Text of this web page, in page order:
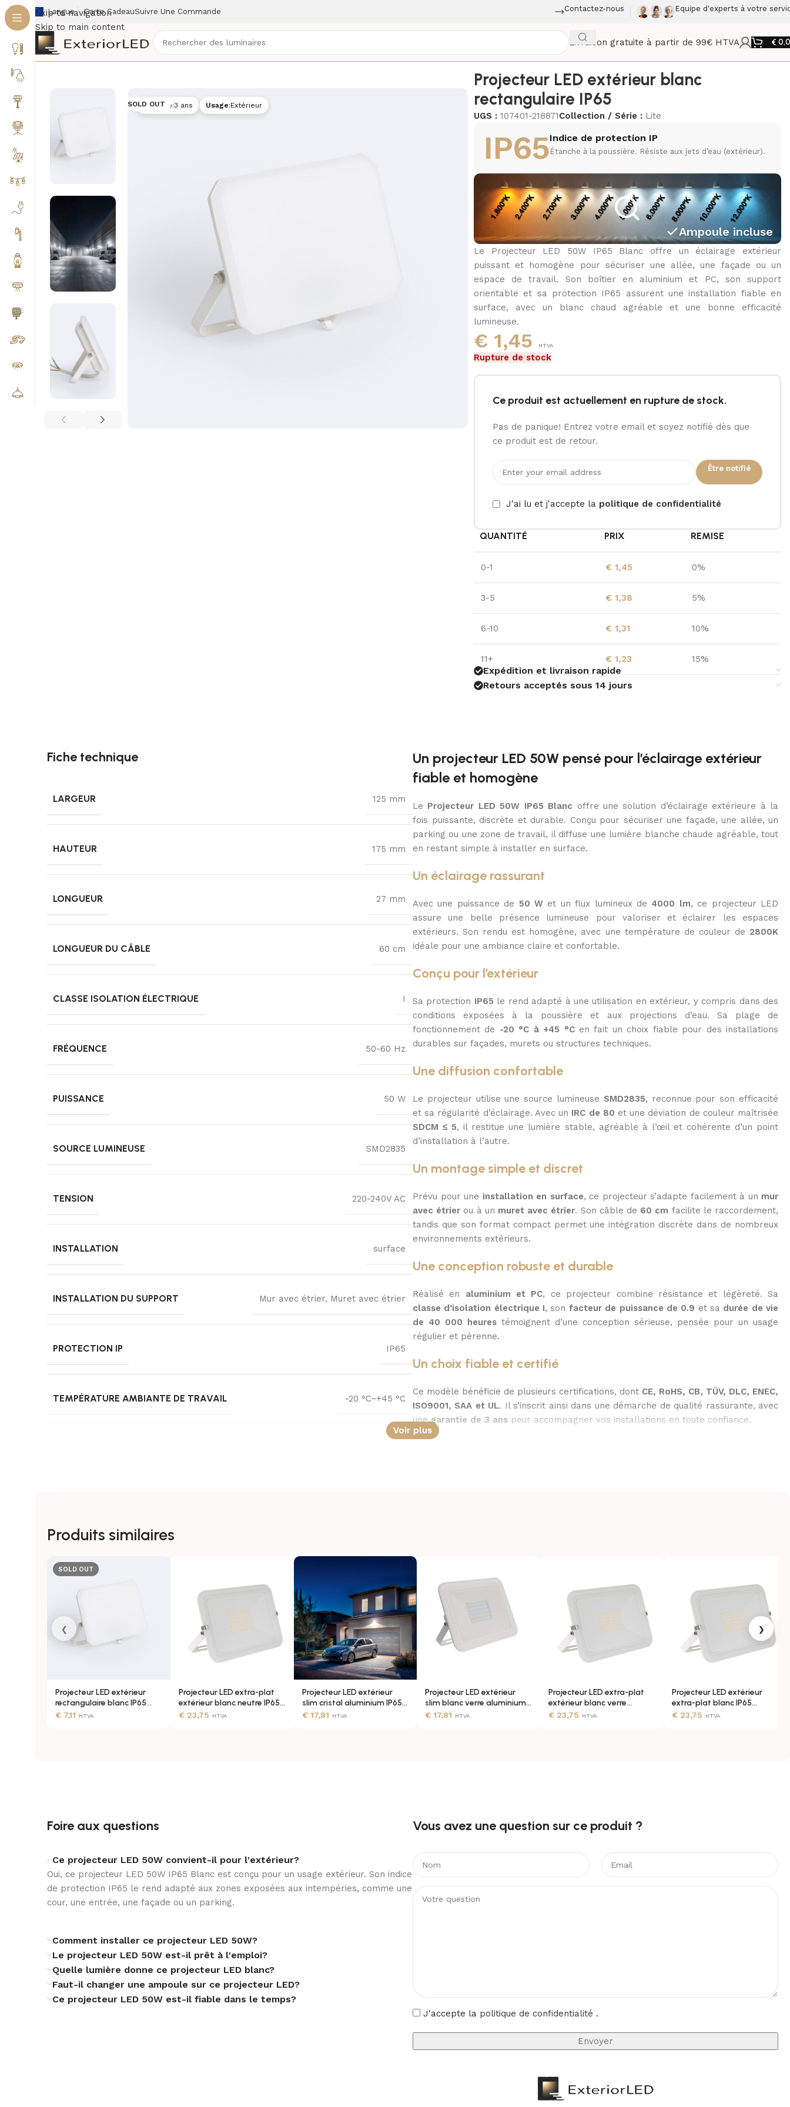
Skip to navigation
Skip to main content
Langue Carte CadeauSuivre Une Commande Contactez-nous Equipe d'experts à votre
Livraison gratuite à partir de 99€ HTVA €
Accueil /Projecteurs extérieurs/Projecteurs LED extérieurs/
SOLD OUT
Garantie:3 ans Usage:Extérieur
Projecteur LED extérieur blanc
rectangulaire IP65
UGS :107401-218871Collection / Série : Lite
IP65Indice de protection IP
Étanche à la poussière. Résiste aux jets d’eau (extérieur).
2800K
Ampoule incluse
Le Projecteur LED 50W IP65 Blanc offre un éclairage extérieur
puissant et homogène pour sécuriser une allée, une façade ou un
espace de travail. Son boîtier en aluminium et PC, son support
orientable et sa protection IP65 assurent une installation fiable en
surface, avec un blanc chaud agréable et une bonne efficacité
lumineuse.
€ 1,45 HTVA
Rupture de stock
Ce produit est actuellement en rupture de stock.
Pas de panique! Entrez votre email et soyez notifié dès que
ce produit est de retour.
Être notifié
J'ai lu et j'accepte la politique de confidentialité
QUANTITÉ PRIX REMISE
0-1 € 1,45 0%
3-5 € 1,38 5%
6-10 € 1,31 10%
11+ € 1,23 15%
Expédition et livraison rapide
Retours acceptés sous 14 jours
Fiche technique
LARGEUR 125 mm
HAUTEUR 175 mm
LONGUEUR 27 mm
LONGUEUR DU CÂBLE 60 cm
CLASSE ISOLATION ÉLECTRIQUE I
FRÉQUENCE 50-60 Hz
PUISSANCE 50 W
SOURCE LUMINEUSE SMD2835
TENSION 220-240V AC
INSTALLATION surface
INSTALLATION DU SUPPORT Mur avec étrier, Muret avec étrier
PROTECTION IP IP65
TEMPÉRATURE AMBIANTE DE TRAVAIL -20 °C~+45 °C
SÉRIE DE PRODUITS Lite
COULEUR DE LUMIÈRE Blanc chaud
DÉVIATION STANDARD D’AJUSTEMENT DE COULEUR (MACADAM) SDCM ≤ 5
LUMINOSITÉ
RENDEMENT LUMINEUX
TEMPÉRATURE DE COULEUR
Un projecteur LED 50W pensé pour l’éclairage extérieur
fiable et homogène
Le Projecteur LED 50W IP65 Blanc offre une solution d’éclairage extérieure à la
fois puissante, discrète et durable. Conçu pour sécuriser une façade, une allée, un
parking ou une zone de travail, il diffuse une lumière blanche chaude agréable, tout
en restant simple à installer en surface.
Un éclairage rassurant
Avec une puissance de 50 W et un flux lumineux de 4000 lm, ce projecteur LED
assure une belle présence lumineuse pour valoriser et éclairer les espaces
extérieurs. Son rendu est homogène, avec une température de couleur de 2800K
idéale pour une ambiance claire et confortable.
Conçu pour l’extérieur
Sa protection IP65 le rend adapté à une utilisation en extérieur, y compris dans des
conditions exposées à la poussière et aux projections d’eau. Sa plage de
fonctionnement de -20 °C à +45 °Cen fait un choix fiable pour des installations
durables sur façades, murets ou structures techniques.
Une diffusion confortable
Le projecteur utilise une source lumineuse SMD2835, reconnue pour son efficacité
et sa régularité d’éclairage. Avec un IRC de 80 et une déviation de couleur maîtrisée
SDCM ≤ 5, il restitue une lumière stable, agréable à l’œil et cohérente d’un point
d’installation à l’autre.
Un montage simple et discret
Prévu pour une installation en surface, ce projecteur s’adapte facilement à un mur
avec étrier ou à un muret avec étrier. Son câble de 60 cm facilite le raccordement,
tandis que son format compact permet une intégration discrète dans de nombreux
environnements extérieurs.
Une conception robuste et durable
Réalisé en aluminium et PC, ce projecteur combine résistance et légèreté. Sa
classe d’isolation électrique I, son facteur de puissance de 0.9 et sa durée de vie
de 40 000 heures témoignent d’une conception sérieuse, pensée pour un usage
régulier et pérenne.
Un choix fiable et certifié
Ce modèle bénéficie de plusieurs certifications, dont CE, RoHS, CB, TÜV, DLC, ENEC,
ISO9001, SAA et UL. Il s’inscrit ainsi dans une démarche de qualité rassurante, avec
unegarantie de 3 ans pour accompagner vos installations en toute confiance.
Voir plus
Produits similaires
SOLD OUT
Projecteur LED extérieur
rectangulaire blanc IP65
fixation murale
€ 7,11 HTVA
Projecteur LED extra-plat
extérieur blanc neutre IP65
aluminium
€23,75 HTVA
Projecteur LED extérieur
slim cristal aluminium IP65
blanc
€17,81 HTVA
Projecteur LED extérieur
slim blanc verre aluminium
IP65
€ 17,81 HTVA
Projecteur LED extra-plat
extérieur blanc verre
aluminium IP65
€ 23,75 HTVA
Projecteur LED extérieur
extra-plat blanc IP65
aluminium
€ 23,75 HTVA
‹ ›
Foire aux questions
Ce projecteur LED 50W convient-il pour l'extérieur?
Oui, ce projecteur LED 50W IP65 Blanc est conçu pour un usage extérieur. Son indice
de protection IP65 le rend adapté aux zones exposées aux intempéries, comme une
cour, une entrée, une façade ou un parking.
Comment installer ce projecteur LED 50W?
Le projecteur LED 50W est-il prêt à l'emploi?
Quelle lumière donne ce projecteur LED blanc?
Faut-il changer une ampoule sur ce projecteur LED?
Ce projecteur LED 50W est-il fiable dans le temps?
Vous avez une question sur ce produit ?​
J'accepte la politique de confidentialité .